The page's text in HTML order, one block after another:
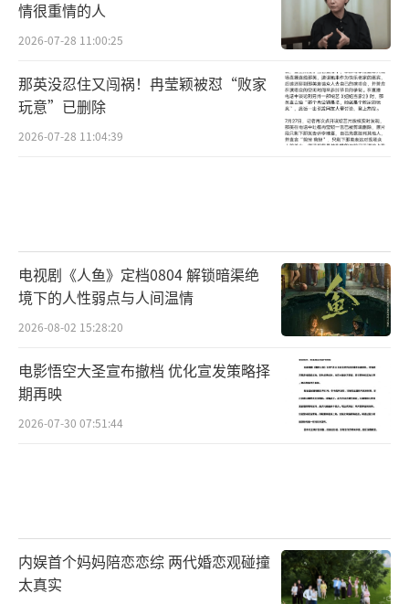
情很重情的人
2026-07-28 11:00:25
那英没忍住又闯祸！冉莹颖被怼“败家
玩意”已删除
2026-07-28 11:04:39
电视剧《人鱼》定档0804 解锁暗渠绝
境下的人性弱点与人间温情
2026-08-02 15:28:20
电影悟空大圣宣布撤档 优化宣发策略择
期再映
2026-07-30 07:51:44
内娱首个妈妈陪恋恋综 两代婚恋观碰撞
太真实